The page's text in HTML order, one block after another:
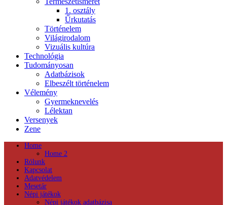
1. osztály
Űrkutatás
Történelem
Világirodalom
Vizuális kultúra
Technológia
Tudományosan
Adatbázisok
Elbeszélt történelem
Vélemény
Gyermeknevelés
Lélektan
Versenyek
Zene
Home
Home 2
Rólunk
Kapcsolat
Adatvédelem
Mesetár
Népi játékok
Népi játékok adatbázisa